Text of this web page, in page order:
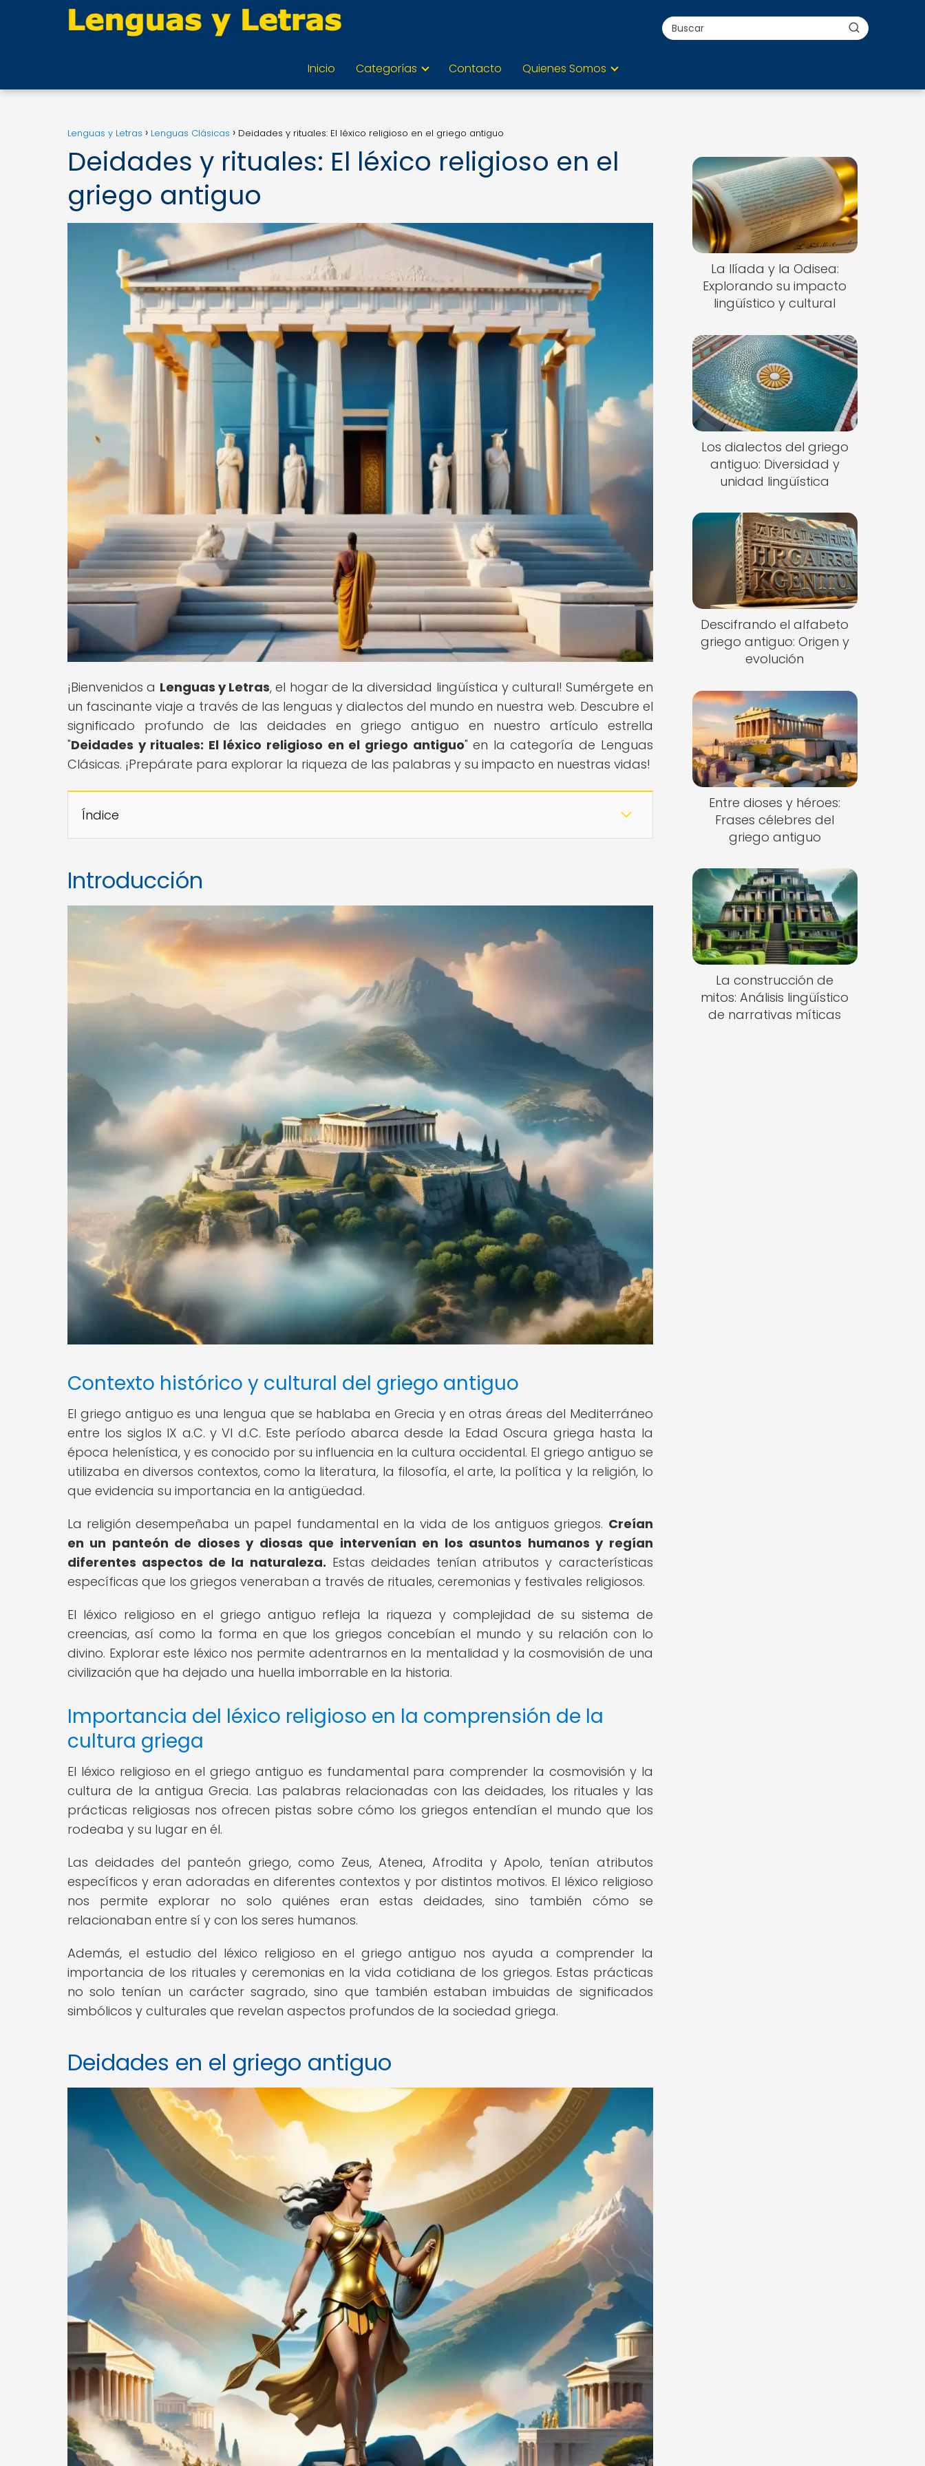
Inicio Categorías Contacto Quienes Somos
Lenguas y Letras Lenguas Clásicas Deidades y rituales: El léxico religioso en el griego antiguo
Deidades y rituales: El léxico religioso en el
griego antiguo
¡Bienvenidos a Lenguas y Letras, el hogar de la diversidad lingüística y cultural! Sumérgete en
un fascinante viaje a través de las lenguas y dialectos del mundo en nuestra web. Descubre el
significado profundo de las deidades en griego antiguo en nuestro artículo estrella
"Deidades y rituales: El léxico religioso en el griego antiguo" en la categoría de Lenguas
Clásicas. ¡Prepárate para explorar la riqueza de las palabras y su impacto en nuestras vidas!
Índice
Introducción
Contexto histórico y cultural del griego antiguo
El griego antiguo es una lengua que se hablaba en Grecia y en otras áreas del Mediterráneo
entre los siglos IX a.C. y VI d.C. Este período abarca desde la Edad Oscura griega hasta la
época helenística, y es conocido por su influencia en la cultura occidental. El griego antiguo se
utilizaba en diversos contextos, como la literatura, la filosofía, el arte, la política y la religión, lo
que evidencia su importancia en la antigüedad.
La religión desempeñaba un papel fundamental en la vida de los antiguos griegos. Creían
en un panteón de dioses y diosas que intervenían en los asuntos humanos y regían
diferentes aspectos de la naturaleza. Estas deidades tenían atributos y características
específicas que los griegos veneraban a través de rituales, ceremonias y festivales religiosos.
El léxico religioso en el griego antiguo refleja la riqueza y complejidad de su sistema de
creencias, así como la forma en que los griegos concebían el mundo y su relación con lo
divino. Explorar este léxico nos permite adentrarnos en la mentalidad y la cosmovisión de una
civilización que ha dejado una huella imborrable en la historia.
Importancia del léxico religioso en la comprensión de la
cultura griega
El léxico religioso en el griego antiguo es fundamental para comprender la cosmovisión y la
cultura de la antigua Grecia. Las palabras relacionadas con las deidades, los rituales y las
prácticas religiosas nos ofrecen pistas sobre cómo los griegos entendían el mundo que los
rodeaba y su lugar en él.
Las deidades del panteón griego, como Zeus, Atenea, Afrodita y Apolo, tenían atributos
específicos y eran adoradas en diferentes contextos y por distintos motivos. El léxico religioso
nos permite explorar no solo quiénes eran estas deidades, sino también cómo se
relacionaban entre sí y con los seres humanos.
Además, el estudio del léxico religioso en el griego antiguo nos ayuda a comprender la
importancia de los rituales y ceremonias en la vida cotidiana de los griegos. Estas prácticas
no solo tenían un carácter sagrado, sino que también estaban imbuidas de significados
simbólicos y culturales que revelan aspectos profundos de la sociedad griega.
Deidades en el griego antiguo
La Ilíada y la Odisea:
Explorando su impacto
lingüístico y cultural
Los dialectos del griego
antiguo: Diversidad y
unidad lingüística
Descifrando el alfabeto
griego antiguo: Origen y
evolución
Entre dioses y héroes:
Frases célebres del
griego antiguo
La construcción de
mitos: Análisis lingüístico
de narrativas míticas